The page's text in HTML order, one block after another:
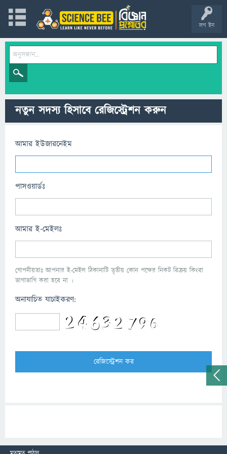
লগ ইন
নতুন সদস্য হিসাবে রেজিস্ট্রেশন করুন
আমার ইউজারনেইম
পাসওয়ার্ডঃ
আমার ই-মেইলঃ
গোপনীয়তাঃ আপনার ই-মেইল ঠিকানাটি তৃতীয় কোন পক্ষের নিকট বিক্রয় কিংবা
ভাগাভাগি করা হবে না ।
অনাযাচিত যাচাইকরণ: